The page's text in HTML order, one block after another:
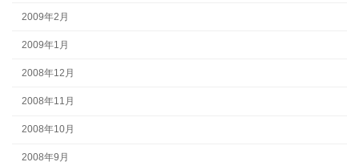
2009年2月
2009年1月
2008年12月
2008年11月
2008年10月
2008年9月